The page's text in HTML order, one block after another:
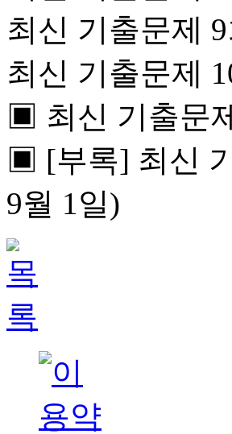
최신 기출문제 9
최신 기출문제
▣ 최신 기출문
▣ [부록] 최신
9월 1일)